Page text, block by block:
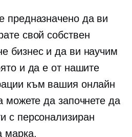
предназначено да ви
свой собствен
бизнес и да ви научим
и да е от нашите
към вашия онлайн
можете да започнете да
с персонализиран
марка.